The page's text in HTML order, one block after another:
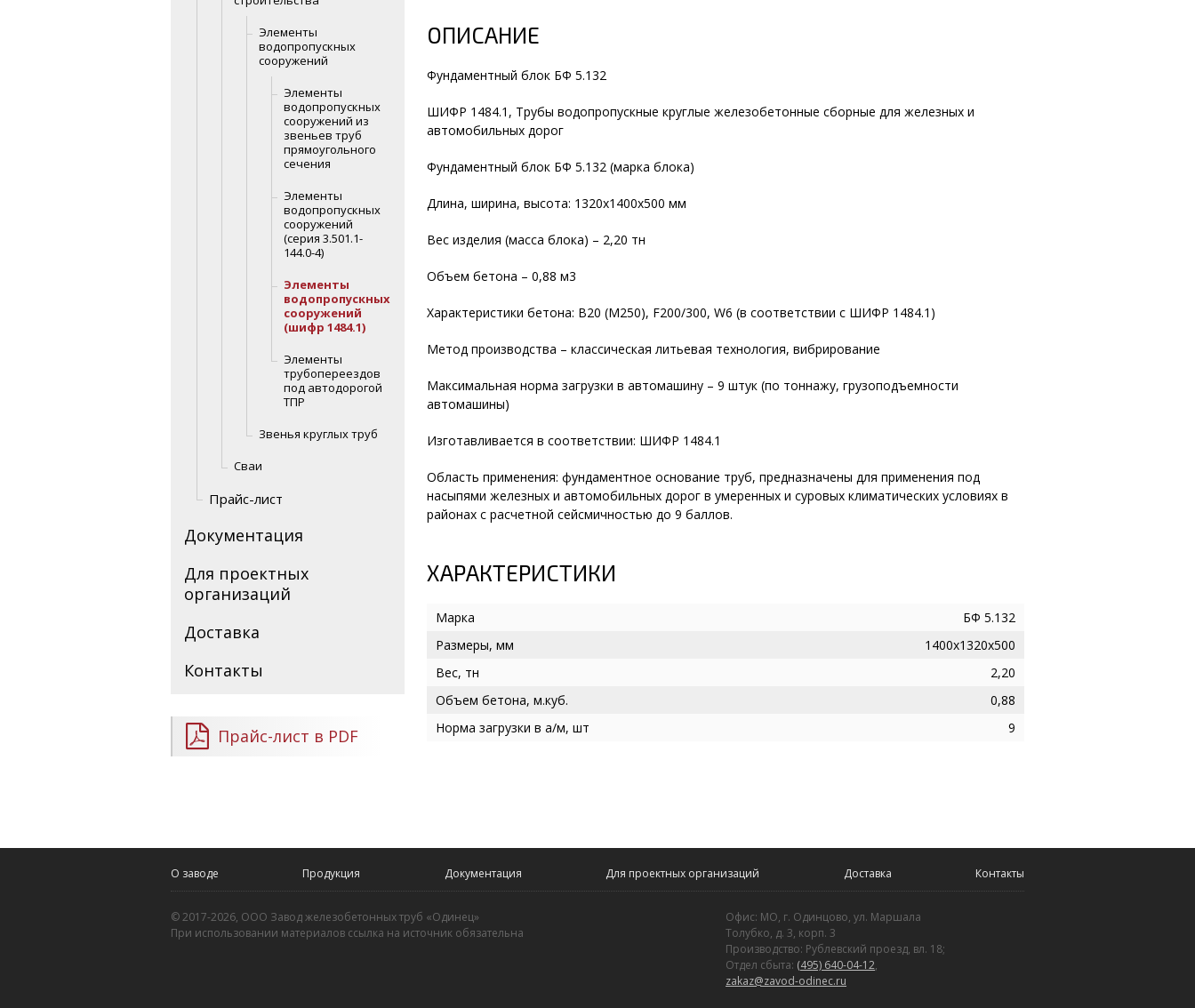
Элементы
водопропускных
сооружений
Элементы
водопропускных
сооружений из
звеньев труб
прямоугольного
сечения
Элементы
водопропускных
сооружений
(серия 3.501.1-
144.0-4)
Элементы
водопропускных
сооружений
(шифр 1484.1)
Элементы
трубопереездов
под автодорогой
ТПР
Звенья круглых труб
Сваи
Прайс-лист
Документация
Для проектных
организаций
Доставка
Контакты
Прайс-лист в PDF
ОПИСАНИЕ
Фундаментный блок БФ 5.132
ШИФР 1484.1, Трубы водопропускные круглые железобетонные сборные для железных и
автомобильных дорог
Фундаментный блок БФ 5.132 (марка блока)
Длина, ширина, высота: 1320х1400х500 мм
Вес изделия (масса блока) – 2,20 тн
Объем бетона – 0,88 м3
Характеристики бетона: В20 (М250), F200/300, W6 (в соответствии с ШИФР 1484.1)
Метод производства – классическая литьевая технология, вибрирование
Максимальная норма загрузки в автомашину – 9 штук (по тоннажу, грузоподъемности
автомашины)
Изготавливается в соответствии: ШИФР 1484.1
Область применения: фундаментное основание труб, предназначены для применения под
насыпями железных и автомобильных дорог в умеренных и суровых климатических условиях в
районах с расчетной сейсмичностью до 9 баллов.
ХАРАКТЕРИСТИКИ
Марка
БФ 5.132
Размеры, мм
1400х1320х500
Вес, тн
2,20
Объем бетона, м.куб.
0,88
Норма загрузки в а/м, шт
9
О заводе Продукция Документация Для проектных организаций Доставка Контакты
© 2017-2026, ООО Завод железобетонных труб «Одинец»
При использовании материалов ссылка на источник обязательна
Офис: МО, г. Одинцово, ул. Маршала
Толубко, д. 3, корп. 3
Производство: Рублевский проезд, вл. 18;
Отдел сбыта: (495) 640-04-12,
zakaz@zavod-odinec.ru